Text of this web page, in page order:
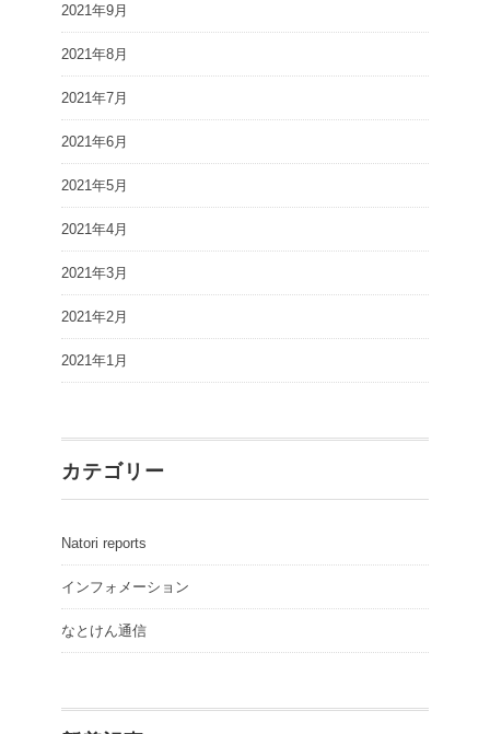
2021年9月
2021年8月
2021年7月
2021年6月
2021年5月
2021年4月
2021年3月
2021年2月
2021年1月
カテゴリー
Natori reports
インフォメーション
なとけん通信